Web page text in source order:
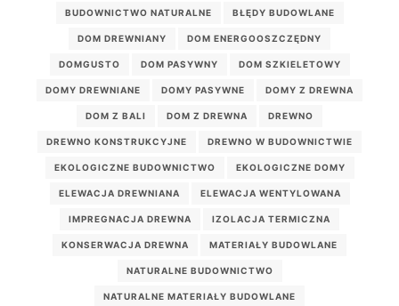
BUDOWNICTWO NATURALNE BŁĘDY BUDOWLANE
DOM DREWNIANY DOM ENERGOOSZCZĘDNY
DOMGUSTO DOM PASYWNY DOM SZKIELETOWY
DOMY DREWNIANE DOMY PASYWNE DOMY Z DREWNA
DOM Z BALI DOM Z DREWNA DREWNO
DREWNO KONSTRUKCYJNE DREWNO W BUDOWNICTWIE
EKOLOGICZNE BUDOWNICTWO EKOLOGICZNE DOMY
ELEWACJA DREWNIANA ELEWACJA WENTYLOWANA
IMPREGNACJA DREWNA IZOLACJA TERMICZNA
KONSERWACJA DREWNA MATERIAŁY BUDOWLANE
NATURALNE BUDOWNICTWO
NATURALNE MATERIAŁY BUDOWLANE